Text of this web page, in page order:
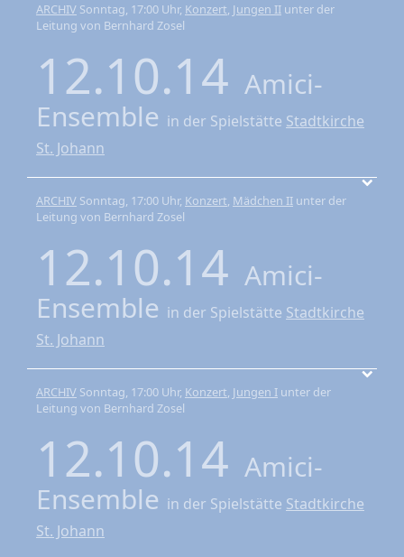
ARCHIV Sonntag, 17:00 Uhr, Konzert, Jungen II unter der
Leitung von Bernhard Zosel
12.10.14 Amici-
Ensemble in der Spielstätte Stadtkirche
St. Johann
ARCHIV Sonntag, 17:00 Uhr, Konzert, Mädchen II unter der
Leitung von Bernhard Zosel
12.10.14 Amici-
Ensemble in der Spielstätte Stadtkirche
St. Johann
ARCHIV Sonntag, 17:00 Uhr, Konzert, Jungen I unter der
Leitung von Bernhard Zosel
12.10.14 Amici-
Ensemble in der Spielstätte Stadtkirche
St. Johann